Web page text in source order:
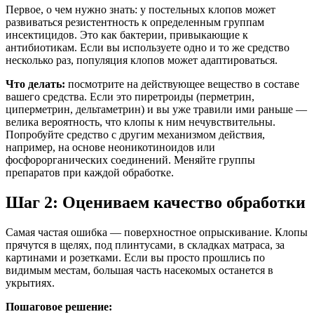
Первое, о чем нужно знать: у постельных клопов может
развиваться резистентность к определенным группам
инсектицидов. Это как бактерии, привыкающие к
антибиотикам. Если вы используете одно и то же средство
несколько раз, популяция клопов может адаптироваться.
Что делать: посмотрите на действующее вещество в составе
вашего средства. Если это пиретроиды (перметрин,
циперметрин, дельтаметрин) и вы уже травили ими раньше —
велика вероятность, что клопы к ним нечувствительны.
Попробуйте средство с другим механизмом действия,
например, на основе неоникотиноидов или
фосфорорганических соединений. Меняйте группы
препаратов при каждой обработке.
Шаг 2: Оцениваем качество обработки
Самая частая ошибка — поверхностное опрыскивание. Клопы
прячутся в щелях, под плинтусами, в складках матраса, за
картинами и розетками. Если вы просто прошлись по
видимым местам, большая часть насекомых останется в
укрытиях.
Пошаговое решение: